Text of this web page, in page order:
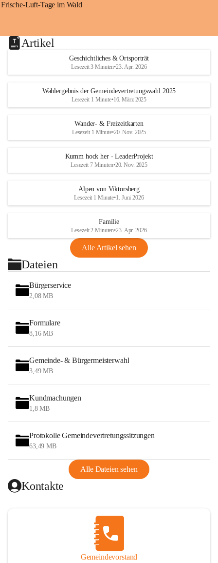
Frische-Luft-Tage im Wald
Artikel
Geschichtliches & Ortsporträt
Lesezeit 3 Minuten•23. Apr. 2026
Wahlergebnis der Gemeindevertretungswahl 2025
Lesezeit 1 Minute•16. März 2025
Wander- & Freizeitkarten
Lesezeit 1 Minute•20. Nov. 2025
Kumm hock her - LeaderProjekt
Lesezeit 7 Minuten•20. Nov. 2025
Alpen von Viktorsberg
Lesezeit 1 Minute•1. Juni 2026
Familie
Lesezeit 2 Minuten•23. Apr. 2026
Alle Artikel sehen
Dateien
Bürgerservice
2,08 MB
Formulare
8,16 MB
Gemeinde- & Bürgermeisterwahl
3,49 MB
Kundmachungen
1,8 MB
Protokolle Gemeindevertretungssitzungen
63,49 MB
Alle Dateien sehen
Kontakte
Gemeindevorstand